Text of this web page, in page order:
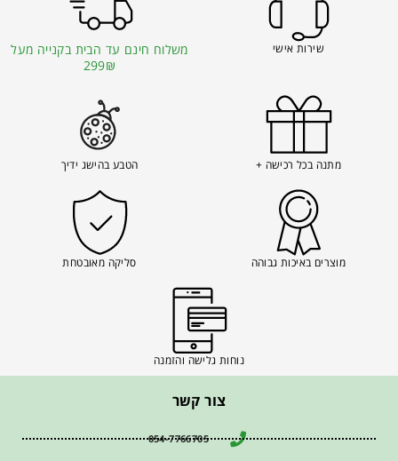
שירות אישי
משלוח חינם עד הבית בקנייה מעל
299₪
מתנה בכל רכישה + הטבע בהישג ידיך
מוצרים באיכות גבוהה סליקה מאובטחת
נוחות גלישה והזמנה
צור קשר
054-7766705